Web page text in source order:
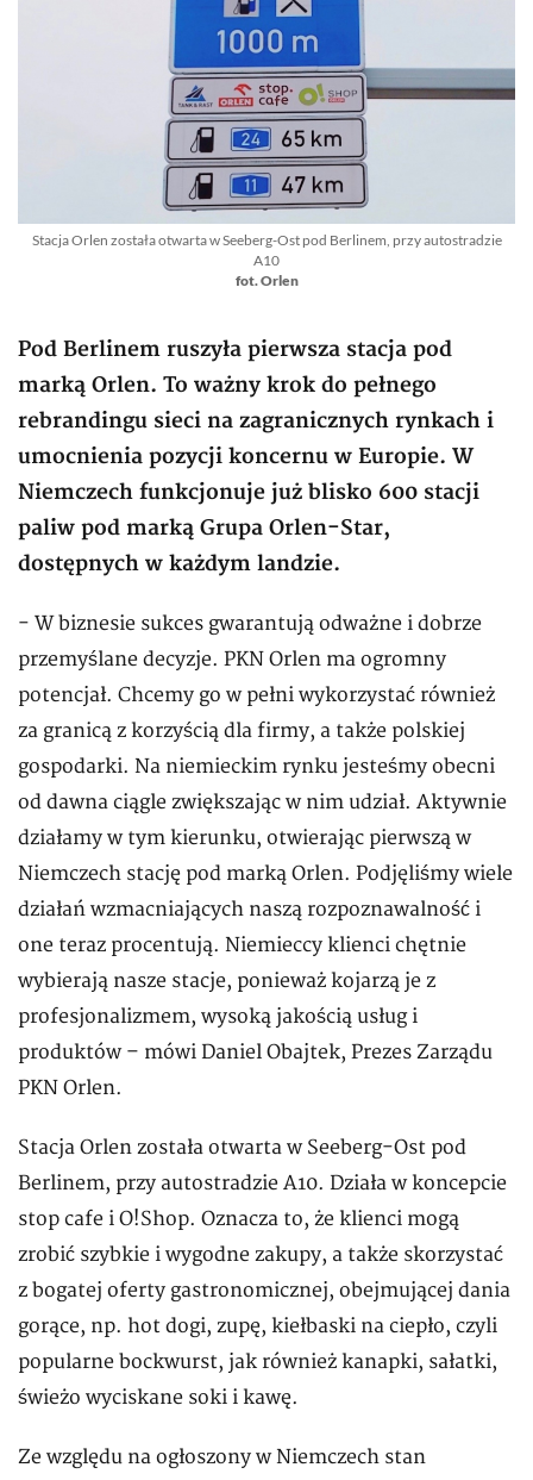
Stacja Orlen została otwarta w Seeberg-Ost pod Berlinem, przy autostradzie
A10
fot. Orlen
Pod Berlinem ruszyła pierwsza stacja pod
marką Orlen. To ważny krok do pełnego
rebrandingu sieci na zagranicznych rynkach i
umocnienia pozycji koncernu w Europie. W
Niemczech funkcjonuje już blisko 600 stacji
paliw pod marką Grupa Orlen-Star,
dostępnych w każdym landzie.
- W biznesie sukces gwarantują odważne i dobrze
przemyślane decyzje. PKN Orlen ma ogromny
potencjał. Chcemy go w pełni wykorzystać również
za granicą z korzyścią dla firmy, a także polskiej
gospodarki. Na niemieckim rynku jesteśmy obecni
od dawna ciągle zwiększając w nim udział. Aktywnie
działamy w tym kierunku, otwierając pierwszą w
Niemczech stację pod marką Orlen. Podjęliśmy wiele
działań wzmacniających naszą rozpoznawalność i
one teraz procentują. Niemieccy klienci chętnie
wybierają nasze stacje, ponieważ kojarzą je z
profesjonalizmem, wysoką jakością usług i
produktów – mówi Daniel Obajtek, Prezes Zarządu
PKN Orlen.
Stacja Orlen została otwarta w Seeberg-Ost pod
Berlinem, przy autostradzie A10. Działa w koncepcie
stop cafe i O!Shop. Oznacza to, że klienci mogą
zrobić szybkie i wygodne zakupy, a także skorzystać
z bogatej oferty gastronomicznej, obejmującej dania
gorące, np. hot dogi, zupę, kiełbaski na ciepło, czyli
popularne bockwurst, jak również kanapki, sałatki,
świeżo wyciskane soki i kawę.
Ze względu na ogłoszony w Niemczech stan